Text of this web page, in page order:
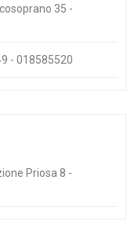
35 -
- 018585520
Priosa 8 -